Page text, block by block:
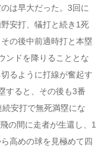
は早大だった。3回に
安打、犠打と続き1死
の後中前適時打と本塁
ンドを降りることとな
るように打線が奮起す
すると、その後も3番
安打で無死満塁にな
の間に走者が生還し、1
高めの球を見極めて四